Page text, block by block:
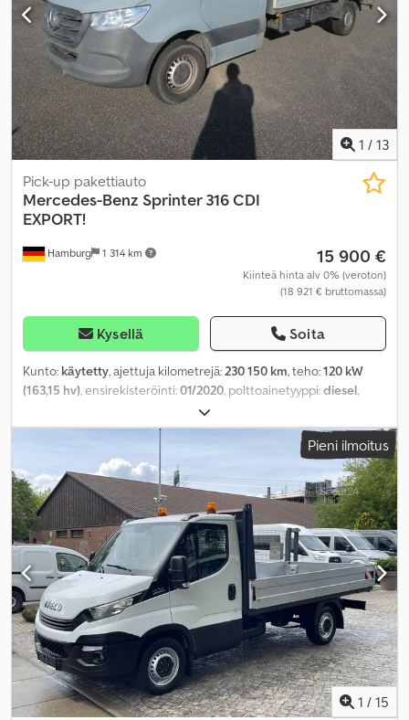
pysäköintilämmitin, sähköinen ikkunansäätö, sähkötoiminen
peili,
1 / 13
Hamburg 1 314 km
Pick-up pakettiauto
Mercedes-Benz Sprinter 316 CDI
EXPORT!
15 900 €
Kiinteä hinta alv 0% (veroton)
(18 921 € bruttomassa)
Kysellä Soita
Kunto: käytetty, ajettuja kilometrejä:230 150 km, teho:120 kW
(163,15 hv), ensirekisteröinti:01/2020, polttoainetyyppi:diesel,
, akselikokoonpano:
4 300 mm, väri:harmaa, ohjaamo:muu, vaihteistotyyppi:
, kuormatilan
pituus:
4 300 mm, Varusteet:
ajoneuvotietokone, luistonesto,
navigointijärjestelmä, vakionopeudensäädin
Pieni ilmoitus
1 / 15